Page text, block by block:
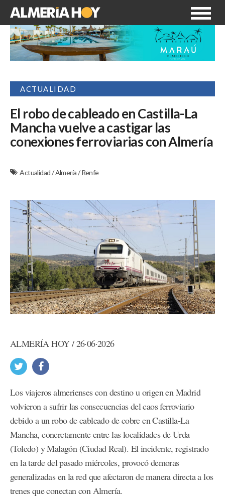
ACTUALIDAD
El robo de cableado en Castilla-La
Mancha vuelve a castigar las
conexiones ferroviarias con Almería
Actualidad/Almería/Renfe
ALMERÍA HOY / 26·06·2026
Los viajeros almerienses con destino u origen en Madrid
volvieron a sufrir las consecuencias del caos ferroviario
debido a un robo de cableado de cobre en Castilla-La
Mancha, concretamente entre las localidades de Urda
(Toledo) y Malagón (Ciudad Real). El incidente, registrado
en la tarde del pasado miércoles, provocó demoras
generalizadas en la red que afectaron de manera directa a los
trenes que conectan con Almería.